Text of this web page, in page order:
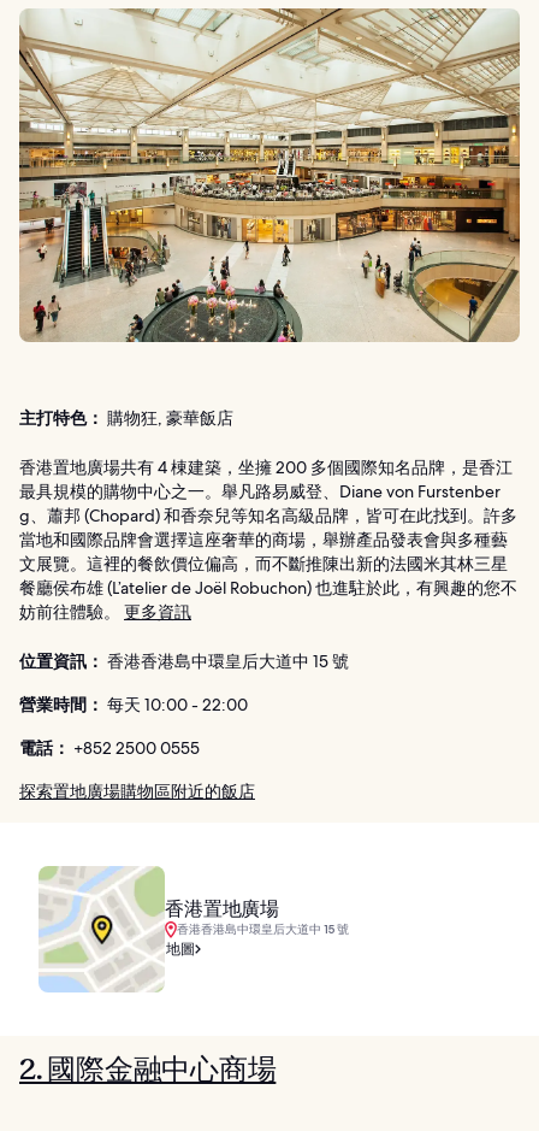
主打特色： 購物狂, 豪華飯店
香港置地廣場共有 4 棟建築，坐擁 200 多個國際知名品牌，是香江
最具規模的購物中心之一。舉凡路易威登、Diane von Furstenber
g、蕭邦 (Chopard) 和香奈兒等知名高級品牌，皆可在此找到。許多
當地和國際品牌會選擇這座奢華的商場，舉辦產品發表會與多種藝
文展覽。這裡的餐飲價位偏高，而不斷推陳出新的法國米其林三星
餐廳侯布雄 (L’atelier de Joël Robuchon) 也進駐於此，有興趣的您不
妨前往體驗。
更多資訊
位置資訊： 香港香港島中環皇后大道中 15 號
營業時間： 每天 10:00 - 22:00
電話： +852 2500 0555
探索置地廣場購物區附近的飯店
香港置地廣場
香港香港島中環皇后大道中 15 號
地圖
2. 國際金融中心商場